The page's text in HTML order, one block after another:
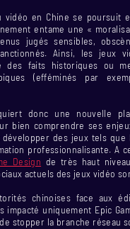
vidéo en Chine se poursuit
entame une «
jugés sensibles,
Ainsi, les jeux
des faits historiques ou
(efféminés par
donc une nouvelle
bien comprendre ses
des jeux tels
professionnalisante. A
Design de très haut
actuels des jeux vidéo
chinoises face aux
impacté uniquement Epic
stopper la branche réseau